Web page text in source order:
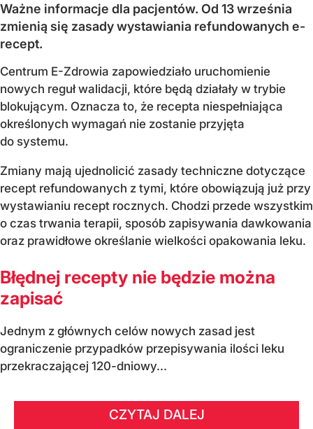
Ważne informacje dla pacjentów. Od 13 września
zmienią się zasady wystawiania refundowanych e-
recept.
Centrum E-Zdrowia zapowiedziało uruchomienie
nowych reguł walidacji, które będą działały w trybie
blokującym. Oznacza to, że recepta niespełniająca
określonych wymagań nie zostanie przyjęta
do systemu.
Zmiany mają ujednolicić zasady techniczne dotyczące
recept refundowanych z tymi, które obowiązują już przy
wystawianiu recept rocznych. Chodzi przede wszystkim
o czas trwania terapii, sposób zapisywania dawkowania
oraz prawidłowe określanie wielkości opakowania leku.
Błędnej recepty nie będzie można
zapisać
Jednym z głównych celów nowych zasad jest
ograniczenie przypadków przepisywania ilości leku
przekraczającej 120-dniowy...
CZYTAJ DALEJ